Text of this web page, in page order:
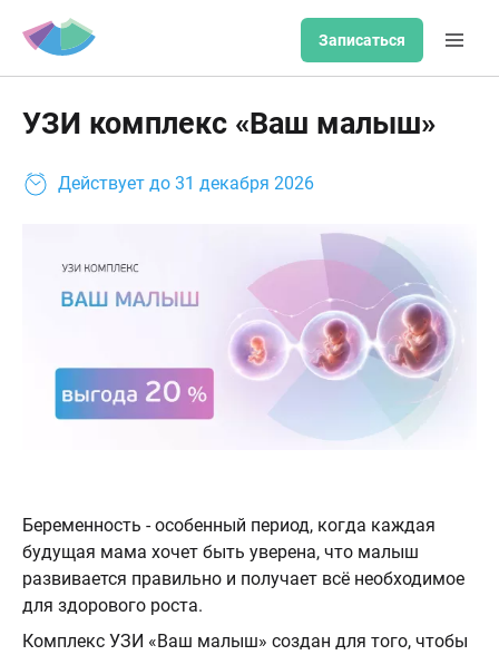
Записаться
УЗИ комплекс «Ваш малыш»
Действует до 31 декабря 2026
Беременность - особенный период, когда каждая
будущая мама хочет быть уверена, что малыш
развивается правильно и получает всё необходимое
для здорового роста.
Комплекс УЗИ «Ваш малыш» создан для того, чтобы